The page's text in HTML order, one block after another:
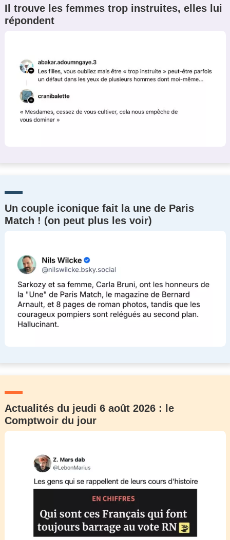
Il trouve les femmes trop instruites, elles lui
répondent
Un couple iconique fait la une de Paris
Match ! (on peut plus les voir)
Actualités du jeudi 6 août 2026 : le
Comptwoir du jour